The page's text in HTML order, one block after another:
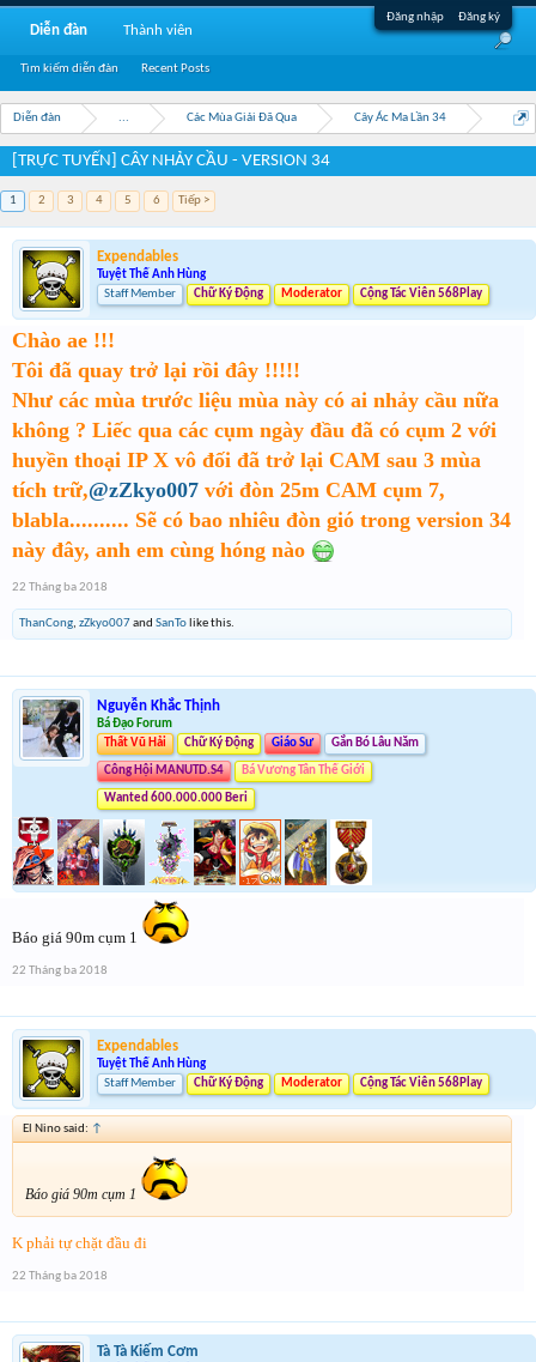
Đăng nhập Đăng ký
Diễn đàn ... Các Mùa Giải Đã Qua Cây Ác Ma Lần 34
[TRỰC TUYẾN] CÂY NHẢY CẦU - VERSION 34
1 2 3 4 5 6 Tiếp >
Expendables
Tuyệt Thế Anh Hùng
Staff Member
Chữ Ký Động Moderator Cộng Tác Viên 568Play
Chào ae !!!
Tôi đã quay trở lại rồi đây !!!!!
Như các mùa trước liệu mùa này có ai nhảy cầu nữa
không ? Liếc qua các cụm ngày đầu đã có cụm 2 với
huyền thoại IP X vô đối đã trở lại CAM sau 3 mùa
tích trữ,@zZkyo007 với đòn 25m CAM cụm 7,
blabla.......... Sẽ có bao nhiêu đòn gió trong version 34
này đây, anh em cùng hóng nào
22 Tháng ba 2018
ThanCong, zZkyo007and SanTo like this.
Nguyễn Khắc Thịnh
Bá Đạo Forum
Thất Vũ Hải
Chữ Ký Động Giáo Sư Gắn Bó Lâu Năm
Công Hội MANUTD.S4 Bá Vương Tân Thế Giới
Wanted 600.000.000 Beri
Báo giá 90m cụm 1
22 Tháng ba 2018
Expendables
Tuyệt Thế Anh Hùng
Staff Member
Chữ Ký Động Moderator Cộng Tác Viên 568Play
El Nino said: ↑
Báo giá 90m cụm 1
K phải tự chặt đầu đi
22 Tháng ba 2018
Tà Tà Kiếm Cơm
Diễn đàn
Tìm kiếm diễn đàn Recent Posts
Thành viên